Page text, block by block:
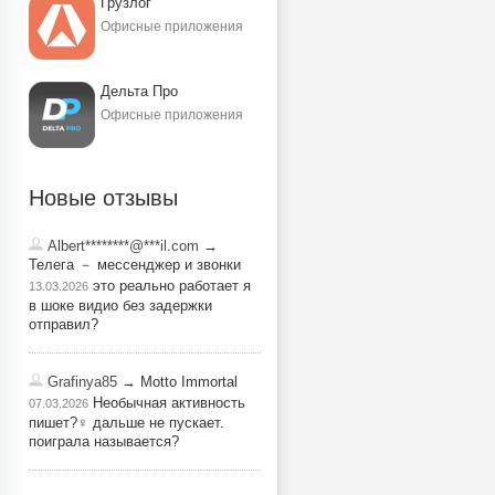
Офисные приложения
Дельта Про
Офисные приложения
Новые отзывы
Albert********@***il.com →
Телега － мессенджер и звонки
13.03.2026 это реально работает я
в шоке видио без задержки
отправил?
Grafinya85 → Motto Immortal
07.03.2026 Необычная активность
пишет?‍♀️ дальше не пускает.
поиграла называется?